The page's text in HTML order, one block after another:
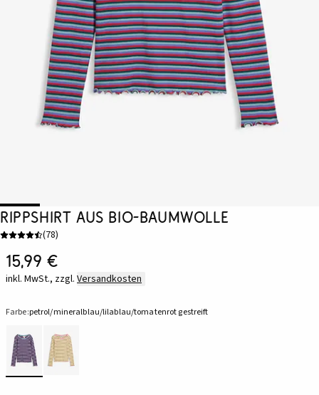
Rippshirt aus Bio-Baumwolle
(78)
15,99 €
inkl. MwSt., zzgl. Versandkosten
Farbe:petrol/mineralblau/lilablau/tomatenrot gestreift